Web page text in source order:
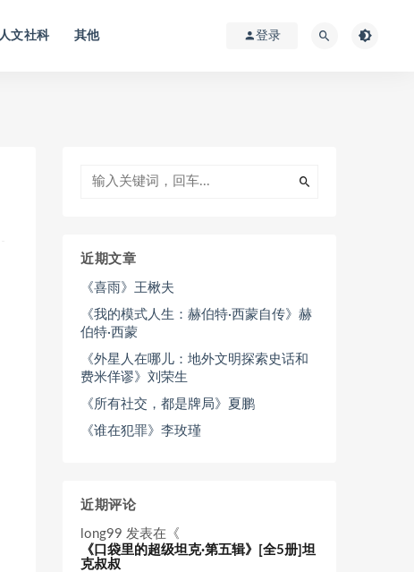
人文社科 其他 登录
近期文章
《喜雨》王楸夫
《我的模式人生：赫伯特·西蒙自传》赫
伯特·西蒙
《外星人在哪儿：地外文明探索史话和
费米佯谬》刘荣生
《所有社交，都是牌局》夏鹏
《谁在犯罪》李玫瑾
近期评论
long99 发表在《
《口袋里的超级坦克·第五辑》[全5册]坦
克叔叔